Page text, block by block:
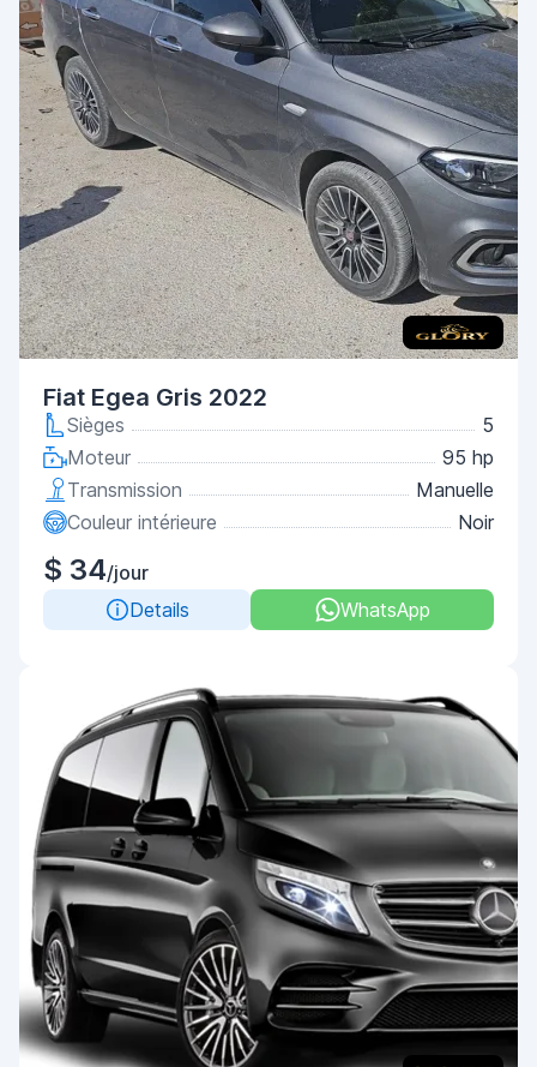
Fiat Egea Gris 2022
Sièges
5
Moteur
95 hp
Transmission
Manuelle
Couleur intérieure
Noir
$ 34/jour
Details
WhatsApp